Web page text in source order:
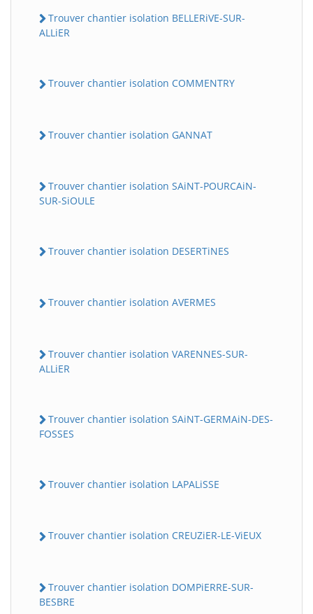
Trouver chantier isolation BELLERiVE-SUR-
ALLiER
Trouver chantier isolation COMMENTRY
Trouver chantier isolation GANNAT
Trouver chantier isolation SAiNT-POURCAiN-
SUR-SiOULE
Trouver chantier isolation DESERTiNES
Trouver chantier isolation AVERMES
Trouver chantier isolation VARENNES-SUR-
ALLiER
Trouver chantier isolation SAiNT-GERMAiN-DES-
FOSSES
Trouver chantier isolation LAPALiSSE
Trouver chantier isolation CREUZiER-LE-ViEUX
Trouver chantier isolation DOMPiERRE-SUR-
BESBRE